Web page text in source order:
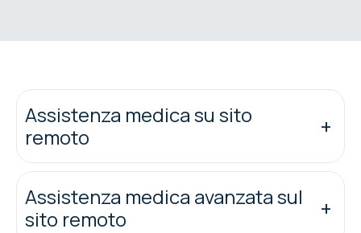
Assistenza medica su sito
remoto
Assistenza medica avanzata sul
sito remoto